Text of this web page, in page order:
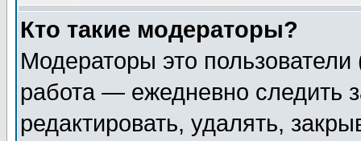
Кто такие модераторы?
Модераторы это
работа — ежедневно следить
редактировать, удалять,